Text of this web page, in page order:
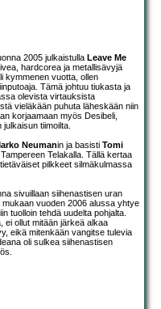
2005 julkaistulla Leave Me
hardcorea ja metallisävyjä
kymmenen vuotta, ollen
Tämä johtuu tiukasta ja
olevista virtauksista
vieläkään puhuta läheskään niin
korjaamaan myös Desibeli,
julkaisun tiimoilta.
Neumanin ja basisti Tomi
Telakalla. Tällä kertaa
pilkkeet silmäkulmassa
sivuillaan siihenastisen uran
vuoden 2006 alussa yhtye
tuolloin tehdä uudelta pohjalta.
ei ollut mitään järkeä alkaa
eikä mitenkään vangitse tulevia
oli sulkea siihenastisen